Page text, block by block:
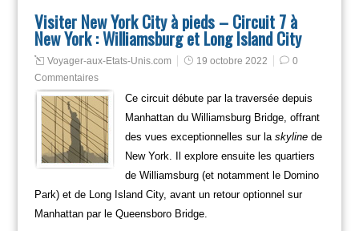
Visiter New York City à pieds – Circuit 7 à
New York : Williamsburg et Long Island City
Voyager-aux-Etats-Unis.com 19 octobre 2022
0
Commentaires
Ce circuit débute par la traversée depuis
Manhattan du Williamsburg Bridge, offrant
des vues exceptionnelles sur la skylinede
New York. Il explore ensuite les quartiers
de Williamsburg (et notamment le Domino
Park) et de Long Island City, avant un retour optionnel sur
Manhattan par le Queensboro Bridge.